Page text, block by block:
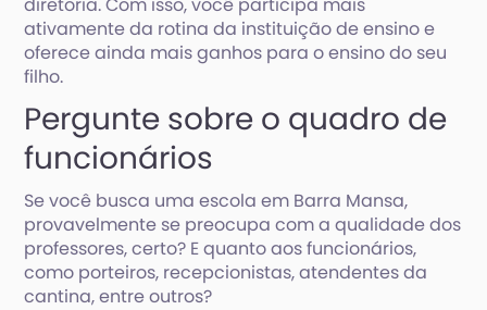
ativamente da rotina da instituição de ensino e
oferece ainda mais ganhos para o ensino do seu
filho.
Pergunte sobre o quadro de
funcionários
Se você busca uma escola em Barra Mansa,
provavelmente se preocupa com a qualidade dos
professores, certo? E quanto aos funcionários,
como porteiros, recepcionistas, atendentes da
cantina, entre outros?